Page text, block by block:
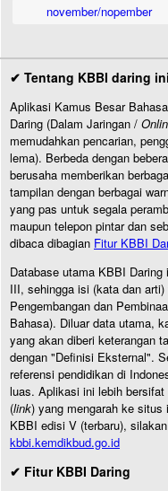
november/nopember
✔ Tentang KBBI daring ini
Aplikasi Kamus Besar
Daring (Dalam Jaringan /
memudahkan pencarian,
lema). Berbeda dengan
berusaha memberikan
tampilan dengan berbagai
yang pas untuk segala
maupun telepon pintar dan
dibaca dibagian Fitur KBBI
Database utama KBBI
III, sehingga isi (kata dan
Pengembangan dan
Bahasa). Diluar data utama,
yang akan diberi keterangan
dengan "Definisi Eksternal".
referensi pendidikan di
luas. Aplikasi ini lebih
(link) yang mengarah ke
KBBI edisi V (terbaru),
kbbi.kemdikbud.go.id
✔ Fitur KBBI Daring